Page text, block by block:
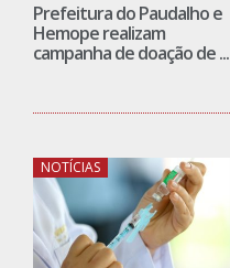
Prefeitura do Paudalho e
Hemope realizam
campanha de doação de ...
NOTÍCIAS